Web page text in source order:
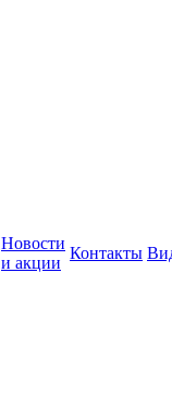
Новости
и акции
Контакты